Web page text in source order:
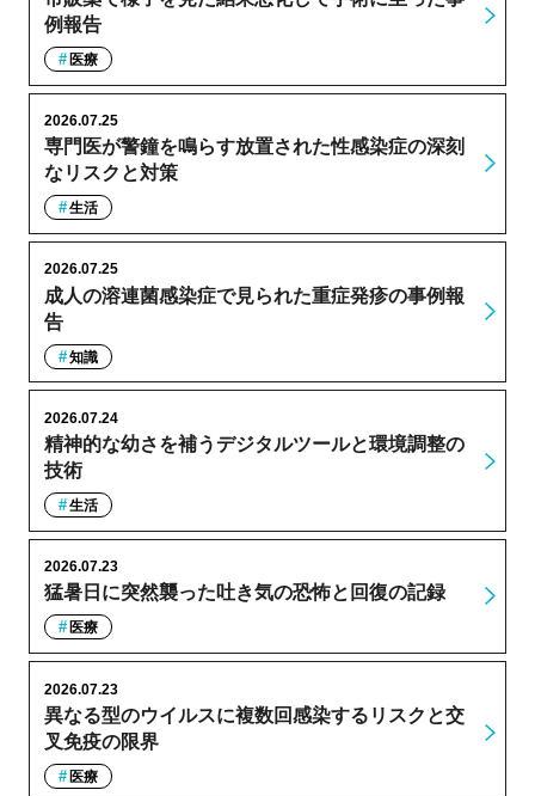
例報告
医療
専門医が警鐘を鳴らす放置された性感染症の深刻
なリスクと対策
2026.07.25
生活
成人の溶連菌感染症で見られた重症発疹の事例報
告
2026.07.25
知識
精神的な幼さを補うデジタルツールと環境調整の
技術
2026.07.24
生活
猛暑日に突然襲った吐き気の恐怖と回復の記録
2026.07.23
医療
異なる型のウイルスに複数回感染するリスクと交
叉免疫の限界
2026.07.23
医療